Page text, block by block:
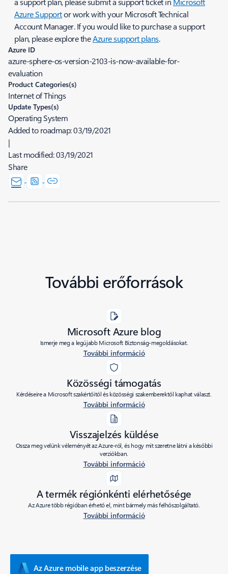
Azure Supportor work with your Microsoft Technical
Account Manager. If you would like to purchase a support
plan, please explore theAzure support plans.
Azure ID
azure-sphere-os-version-2103-is-now-available-for-
evaluation
Product Categories(s)
Internet of Things
Update Types(s)
Operating System
Added to roadmap:03/19/2021
|
Last modified:03/19/2021
Share
További erőforrások
Microsoft Azure blog
Ismerje meg a legújabb Microsoft Biztonság-megoldásokat.
További információ
Közösségi támogatás
Kérdéseire a Microsoft szakértőitől és közösségi szakemberektől kaphat választ.
További információ
Visszajelzés küldése
Ossza meg velünk véleményét az Azure-ról, és hogy mit szeretne látni a későbbi
verziókban.
További információ
A termék régiónkénti elérhetősége
Az Azure több régióban érhető el, mint bármely más felhőszolgáltató.
További információ
Az Azure mobile app beszerzése